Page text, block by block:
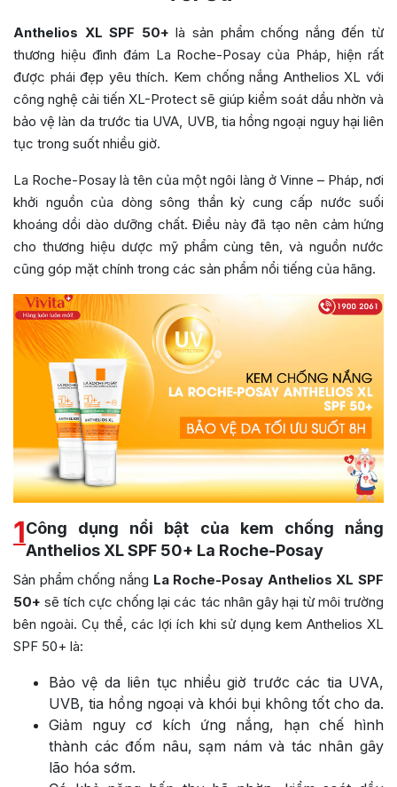
Anthelios XL SPF 50+ là sản phẩm chống nắng đến từ
thương hiệu đình đám La Roche-Posay của Pháp, hiện rất
được phái đẹp yêu thích. Kem chống nắng Anthelios XL với
công nghệ cải tiến XL-Protect sẽ giúp kiểm soát dầu nhờn và
bảo vệ làn da trước tia UVA, UVB, tia hồng ngoại nguy hại liên
tục trong suốt nhiều giờ.
La Roche-Posay là tên của một ngôi làng ở Vinne – Pháp, nơi
khởi nguồn của dòng sông thần kỳ cung cấp nước suối
khoáng dồi dào dưỡng chất. Điều này đã tạo nên cảm hứng
cho thương hiệu dược mỹ phẩm cùng tên, và nguồn nước
cũng góp mặt chính trong các sản phẩm nổi tiếng của hãng.
1Công dụng nổi bật của kem chống nắng
Anthelios XL SPF 50+ La Roche-Posay
Sản phẩm chống nắng La Roche-Posay Anthelios XL SPF
50+ sẽ tích cực chống lại các tác nhân gây hại từ môi trường
bên ngoài. Cụ thể, các lợi ích khi sử dụng kem Anthelios XL
SPF 50+ là:
Bảo vệ da liên tục nhiều giờ trước các tia UVA,
UVB, tia hồng ngoại và khói bụi không tốt cho da.
Giảm nguy cơ kích ứng nắng, hạn chế hình
thành các đốm nâu, sạm nám và tác nhân gây
lão hóa sớm.